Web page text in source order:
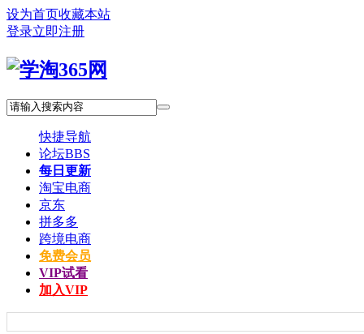
设为首页收藏本站
登录立即注册
快捷导航
论坛BBS
每日更新
淘宝电商
京东
拼多多
跨境电商
免费会员
VIP试看
加入VIP